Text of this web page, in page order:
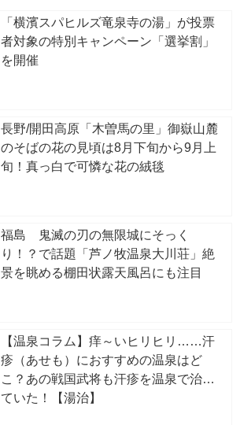
「横濱スパヒルズ竜泉寺の湯」が投票
者対象の特別キャンペーン「選挙割」
を開催
長野/開田高原「木曽馬の里」御嶽山麓
のそばの花の見頃は8月下旬から9月上
旬！真っ白で可憐な花の絨毯
福島 鬼滅の刃の無限城にそっく
り！？で話題「芦ノ牧温泉大川荘」絶
景を眺める棚田状露天風呂にも注目
【温泉コラム】痒～いヒリヒリ……汗
疹（あせも）におすすめの温泉はど
こ？あの戦国武将も汗疹を温泉で治し
ていた！【湯治】